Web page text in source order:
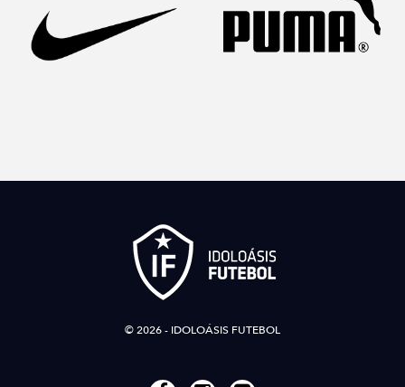
© 2026 - IDOLOÁSIS FUTEBOL